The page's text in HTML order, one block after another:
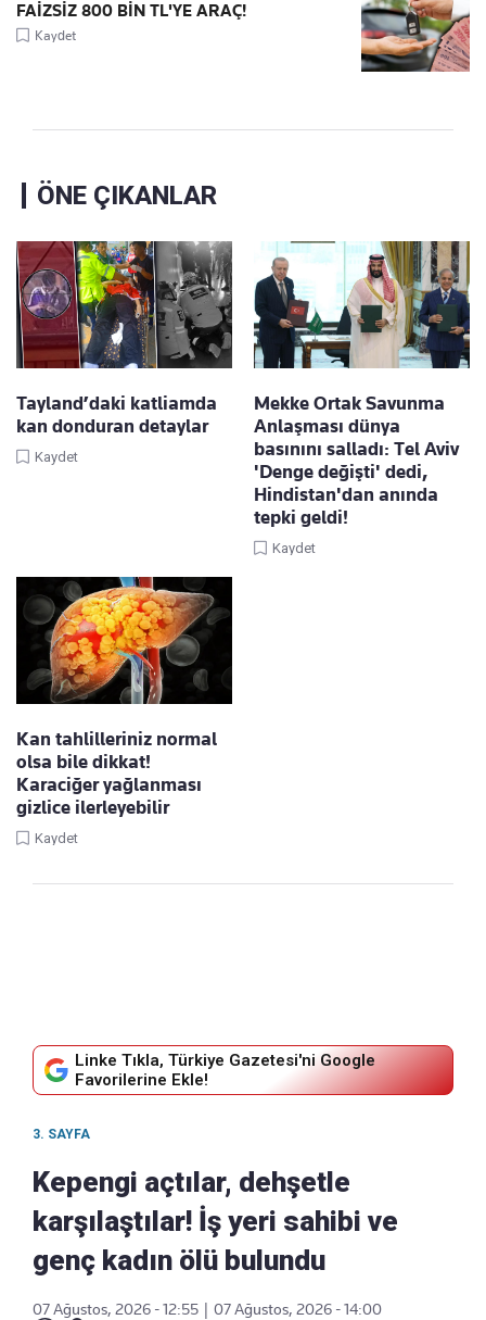
FAİZSİZ 800 BİN TL'YE ARAÇ!
Kaydet
ÖNE ÇIKANLAR
Tayland’daki katliamda
kan donduran detaylar
Kaydet
Mekke Ortak Savunma
Anlaşması dünya
basınını salladı: Tel Aviv
'Denge değişti' dedi,
Hindistan'dan anında
tepki geldi!
Kaydet
Kan tahlilleriniz normal
olsa bile dikkat!
Karaciğer yağlanması
gizlice ilerleyebilir
Kaydet
Linke Tıkla, Türkiye Gazetesi'ni Google
Favorilerine Ekle!
3. SAYFA
Kepengi açtılar, dehşetle
karşılaştılar! İş yeri sahibi ve
genç kadın ölü bulundu
07 Ağustos, 2026 - 12:55
07 Ağustos, 2026 - 14:00